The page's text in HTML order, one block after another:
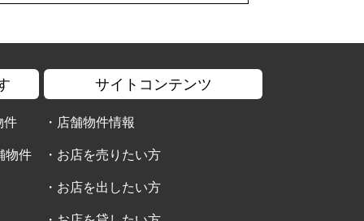
件
物件
サイトコンテンツ
・ 店舗物件情報
・ お店を売りたい方
・ お店を出したい方